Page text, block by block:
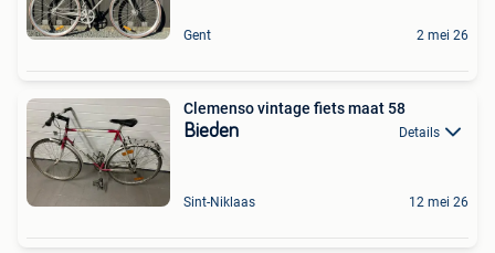
Gent 2 mei 26
Clemenso vintage fiets maat 58
Bieden Details
Sint-Niklaas 12 mei 26